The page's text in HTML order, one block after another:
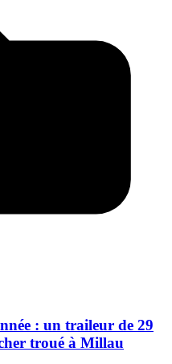
: un traileur de 29
troué à Millau